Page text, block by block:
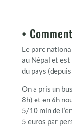
•
Le parc
au Népal et
du pays
On a pris un
8h) et en 6h
5/10 min de
5 euros par